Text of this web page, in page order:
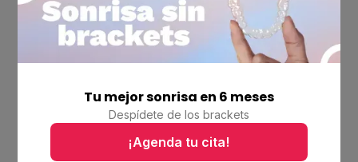
Tu mejor sonrisa en 6 meses
Despídete de los brackets
¡Agenda tu cita!